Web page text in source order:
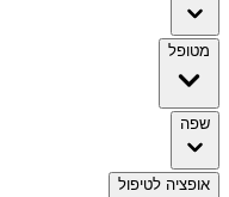
מטופל
שפה
אופציה לטיפול